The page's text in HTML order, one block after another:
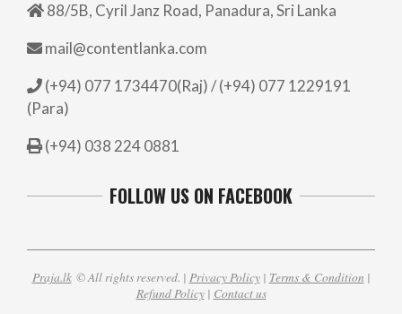
88/5B, Cyril Janz Road, Panadura, Sri Lanka
mail@contentlanka.com
(+94) 077 1734470(Raj) / (+94) 077 1229191
(Para)
(+94) 038 224 0881
FOLLOW US ON FACEBOOK
Praja.lk© All rights reserved. | Privacy Policy| Terms & Condition |
Refund Policy| Contact us